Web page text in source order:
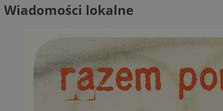
Wiadomości lokalne